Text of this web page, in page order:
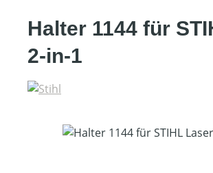
Halter 1144 für
2-in-1
Bildergalerie überspringen